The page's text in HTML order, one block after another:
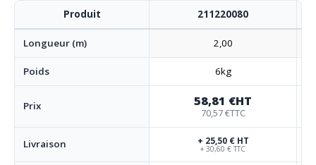
Produit 211220080
Longueur (m) 2,00
Poids 6kg
Prix 58,81 €HT
70,57 €TTC
Livraison + 25,50 € HT
+ 30,60 € TTC